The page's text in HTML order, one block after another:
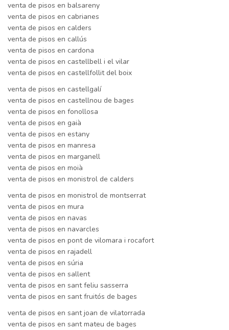
venta de pisos en balsareny
venta de pisos en cabrianes
venta de pisos en calders
venta de pisos en callús
venta de pisos en cardona
venta de pisos en castellbell i el vilar
venta de pisos en castellfollit del boix
venta de pisos en castellgalí
venta de pisos en castellnou de bages
venta de pisos en fonollosa
venta de pisos en gaià
venta de pisos en estany
venta de pisos en manresa
venta de pisos en marganell
venta de pisos en moià
venta de pisos en monistrol de calders
venta de pisos en monistrol de montserrat
venta de pisos en mura
venta de pisos en navas
venta de pisos en navarcles
venta de pisos en pont de vilomara i rocafort
venta de pisos en rajadell
venta de pisos en súria
venta de pisos en sallent
venta de pisos en sant feliu sasserra
venta de pisos en sant fruitós de bages
venta de pisos en sant joan de vilatorrada
venta de pisos en sant mateu de bages